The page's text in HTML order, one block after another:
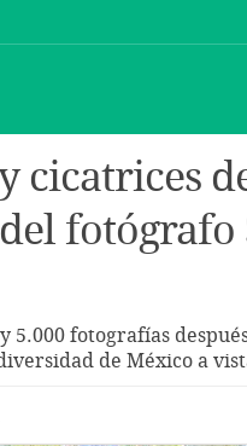
cicatrices
fotógrafo
5.000 fotografías
de México a